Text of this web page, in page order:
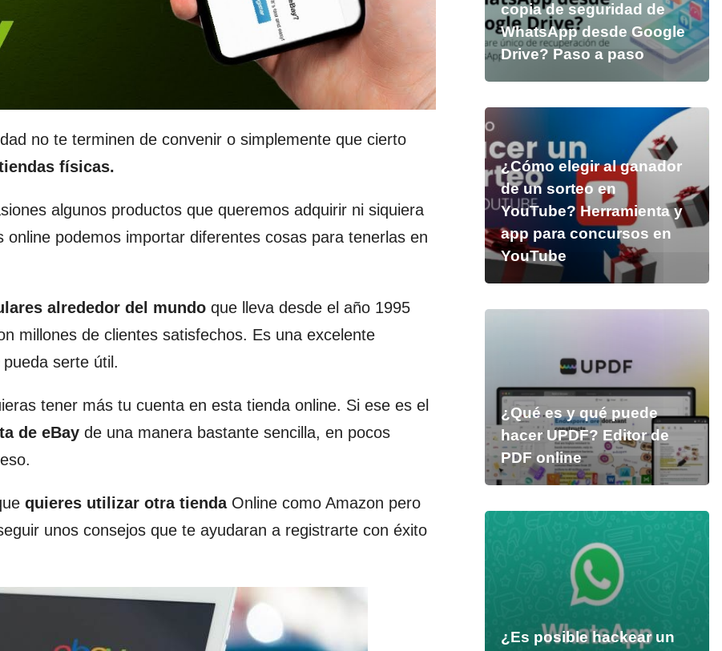
no te terminen de convenir o simplemente que cierto
físicas.
algunos productos que queremos adquirir ni siquiera
online podemos importar diferentes cosas para tenerlas en
alrededor del mundo que lleva desde el año 1995
millones de clientes satisfechos. Es una excelente
serte útil.
tener más tu cuenta en esta tienda online. Si ese es el
de eBay de una manera bastante sencilla, en pocos
quieres utilizar otra tiendaOnline como Amazon pero
unos consejos que te ayudaran a registrarte con éxito
copia de seguridad de
WhatsApp desde Google
Drive? Paso a paso
¿Cómo elegir al ganador
de un sorteo en
YouTube? Herramienta y
app para concursos en
YouTube
¿Qué es y qué puede
hacer UPDF? Editor de
PDF online
¿Es posible hackear un